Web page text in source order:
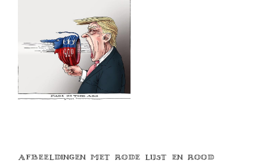
Afbeeldingen met rode lijst en rood